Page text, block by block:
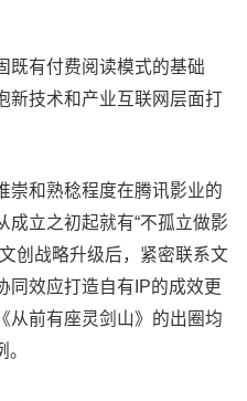
既有付费阅读模式的基础
新技术和产业互联网层面打
崇和熟稔程度在腾讯影业的
成立之初起就有“不孤立做影
创战略升级后，紧密联系文
同效应打造自有IP的成效更
从前有座灵剑山》的出圈均